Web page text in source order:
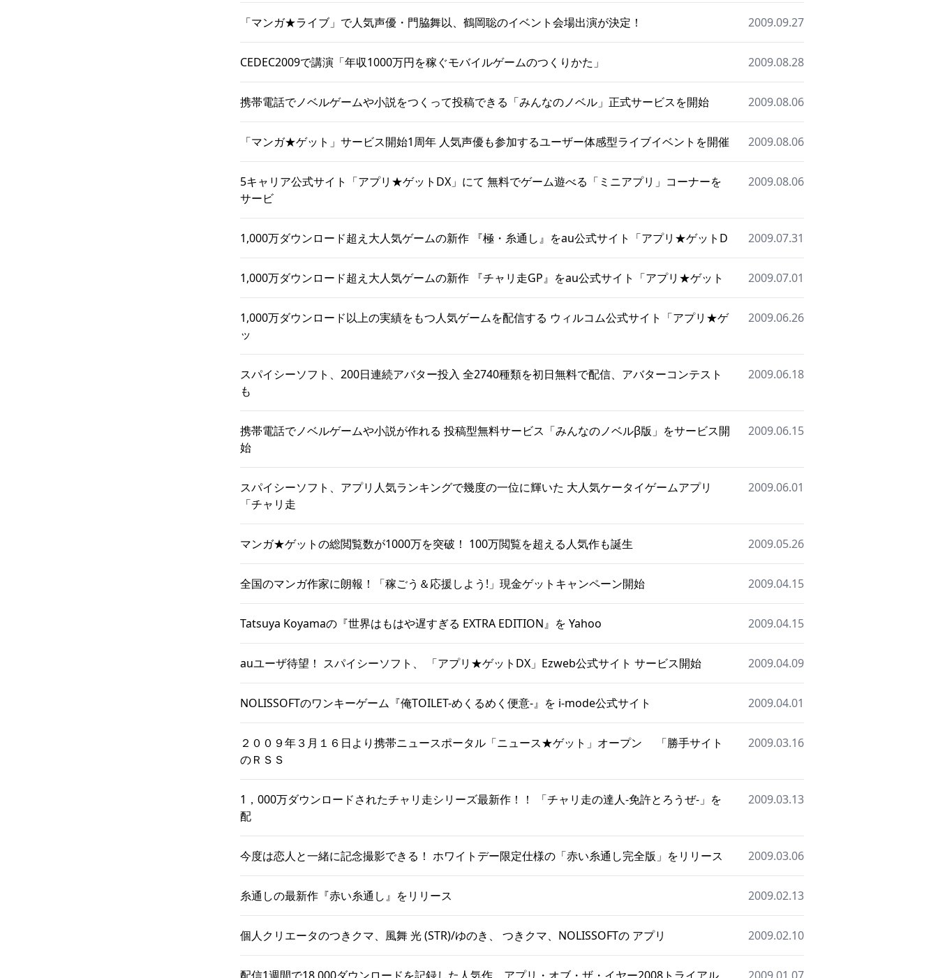
「マンガ★ライブ」で人気声優・門脇舞以、鶴岡聡のイベント会場出演が決定！ 2009.09.27
CEDEC2009で講演「年収1000万円を稼ぐモバイルゲームのつくりかた」 2009.08.28
携帯電話でノベルゲームや小説をつくって投稿できる「みんなのノベル」正式サービスを開始 2009.08.06
「マンガ★ゲット」サービス開始1周年 人気声優も参加するユーザー体感型ライブイベントを開催 2009.08.06
5キャリア公式サイト「アプリ★ゲットDX」にて 無料でゲーム遊べる「ミニアプリ」コーナーを
サービ
2009.08.06
1,000万ダウンロード超え大人気ゲームの新作 『極・糸通し』をau公式サイト「アプリ★ゲットD 2009.07.31
1,000万ダウンロード超え大人気ゲームの新作 『チャリ走GP』をau公式サイト「アプリ★ゲット 2009.07.01
1,000万ダウンロード以上の実績をもつ人気ゲームを配信する ウィルコム公式サイト「アプリ★ゲ
ッ
2009.06.26
スパイシーソフト、200日連続アバター投入 全2740種類を初日無料で配信、アバターコンテスト
も
2009.06.18
携帯電話でノベルゲームや小説が作れる 投稿型無料サービス「みんなのノベルβ版」をサービス開
始
2009.06.15
スパイシーソフト、アプリ人気ランキングで幾度の一位に輝いた 大人気ケータイゲームアプリ
「チャリ走
2009.06.01
マンガ★ゲットの総閲覧数が1000万を突破！ 100万閲覧を超える人気作も誕生 2009.05.26
全国のマンガ作家に朗報！「稼ごう＆応援しよう!」現金ゲットキャンペーン開始 2009.04.15
Tatsuya Koyamaの『世界はもはや遅すぎる EXTRA EDITION』を Yahoo 2009.04.15
auユーザ待望！ スパイシーソフト、 「アプリ★ゲットDX」Ezweb公式サイト サービス開始 2009.04.09
NOLISSOFTのワンキーゲーム『俺TOILET-めくるめく便意-』を i-mode公式サイト 2009.04.01
２００９年３月１６日より携帯ニュースポータル「ニュース★ゲット」オープン 「勝手サイト
のＲＳＳ
2009.03.16
1，000万ダウンロードされたチャリ走シリーズ最新作！！ 「チャリ走の達人-免許とろうぜ-」を
配
2009.03.13
今度は恋人と一緒に記念撮影できる！ ホワイトデー限定仕様の「赤い糸通し完全版」をリリース 2009.03.06
糸通しの最新作『赤い糸通し』をリリース 2009.02.13
個人クリエータのつきクマ、風舞 光 (STR)/ゆのき、 つきクマ、NOLISSOFTの アプリ 2009.02.10